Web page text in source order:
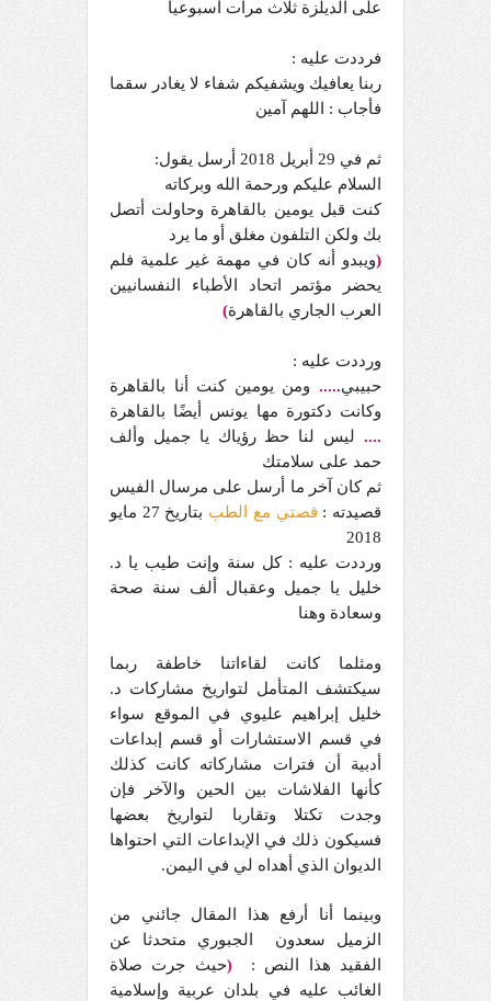
على الديلزة ثلاث مرات أسبوعيا
فرددت عليه :
ربنا يعافيك ويشفيكم شفاء لا يغادر سقما
فأجاب : اللهم آمين
ثم في 29 أبريل 2018 أرسل يقول:
السلام عليكم ورحمة الله وبركاته
كنت قبل يومين بالقاهرة وحاولت أتصل
بك ولكن التلفون مغلق أو ما يرد
(ويبدو أنه كان في مهمة غير علمية فلم
يحضر مؤتمر اتحاد الأطباء النفسانيين
العرب الجاري بالقاهرة)
ورددت عليه :
حبيبي..... ومن يومين كنت أنا بالقاهرة
وكانت دكتورة مها يونس أيضًا بالقاهرة
.... ليس لنا حظ رؤياك يا جميل وألف
حمد على سلامتك
ثم كان آخر ما أرسل على مرسال الفيس
قصيدته : قصتي مع الطب
بتاريخ 27 مايو
2018
ورددت عليه : كل سنة وإنت طيب يا د.
خليل يا جميل وعقبال ألف سنة صحة
وسعادة وهنا
ومثلما كانت لقاءاتنا خاطفة ربما
سيكتشف المتأمل لتواريخ مشاركات د.
خليل إبراهيم عليوي في الموقع سواء
في قسم الاستشارات أو قسم إبداعات
أدبية أن فترات مشاركاته كانت كذلك
كأنها الفلاشات بين الحين والآخر فإن
وجدت تكتلا وتقاربا لتواريخ بعضها
فسيكون ذلك في الإبداعات التي احتواها
الديوان الذي أهداه لي في اليمن.
وبينما أنا أرفع هذا المقال جائني من
الزميل سعدون الجبوري متحدثا عن
الفقيد هذا النص : (حيث جرت صلاة
الغائب عليه في بلدان عربية وإسلامية